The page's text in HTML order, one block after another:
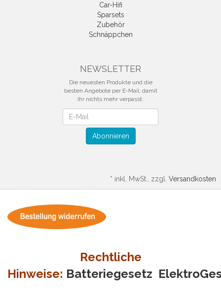
Car-Hifi
Sparsets
Zubehör
Schnäppchen
NEWSLETTER
Die neuesten Produkte und die
besten Angebote per E-Mail, damit
Ihr nichts mehr verpasst.
Abonnieren
* inkl. MwSt., zzgl. Versandkosten
Rechtliche
Hinweise: Batteriegesetz